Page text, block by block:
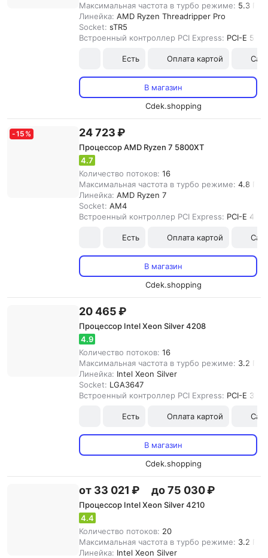
Максимальная частота в турбо режиме: 5.3 ГГц
Линейка: AMD Ryzen Threadripper Pro
Socket: sTR5
Встроенный контроллер PCI Express: PCI-E 5.0
Есть Оплата картой
В магазин
Cdek.shopping
-15 % 24 723 ₽
Процессор AMD Ryzen 7 5800XT
4.7
Количество потоков: 16
Максимальная частота в турбо режиме: 4.8 ГГц
Линейка: AMD Ryzen 7
Socket: AM4
Встроенный контроллер PCI Express: PCI-E 4.0
Есть Оплата картой
В магазин
Cdek.shopping
20 465 ₽
Процессор Intel Xeon Silver 4208
4.9
Количество потоков: 16
Максимальная частота в турбо режиме: 3.2 ГГц
Линейка: Intel Xeon Silver
Socket: LGA3647
Встроенный контроллер PCI Express: PCI-E 3.0
Есть Оплата картой
В магазин
Cdek.shopping
от 33 021 ₽ до 75 030 ₽
Процессор Intel Xeon Silver 4210
4.4
Количество потоков: 20
Максимальная частота в турбо режиме: 3.2 ГГц
Линейка: Intel Xeon Silver